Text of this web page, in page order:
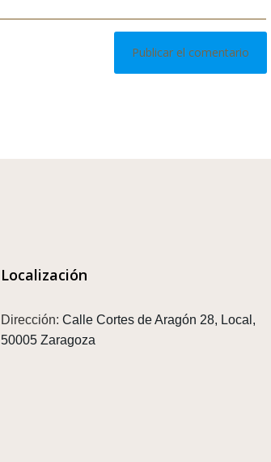
Localización
Dirección: Calle Cortes de Aragón 28, Local,
50005 Zaragoza